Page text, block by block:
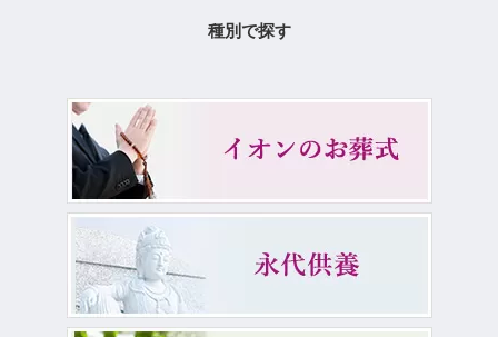
種別で探す